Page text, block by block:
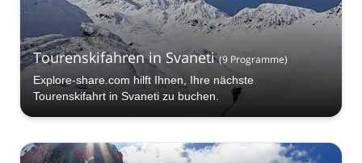
Tourenskifahren in Svaneti (9 Programme)
Explore-share.com hilft Ihnen, Ihre nächste
Tourenskifahrt in Svaneti zu buchen.